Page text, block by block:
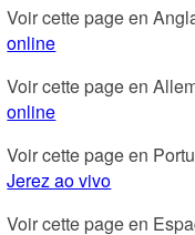
Voir cette page en
online
Voir cette page en
online
Voir cette page en
Jerez ao vivo
Voir cette page en